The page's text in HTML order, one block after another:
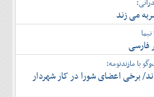
می زند
فارسی
با مازندنومه:
برخی اعضای شورا در کار شهردار